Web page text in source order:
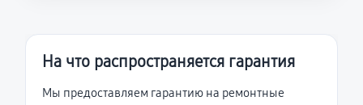
На что распространяется гарантия
Мы предоставляем гарантию на ремонтные